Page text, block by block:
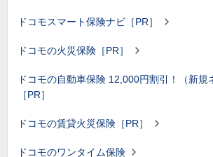
ドコモスマート保険ナビ［PR］
ドコモの火災保険［PR］
ドコモの自動車保険 12,000円割引！（新規
［PR］
ドコモの賃貸火災保険［PR］
ドコモのワンタイム保険